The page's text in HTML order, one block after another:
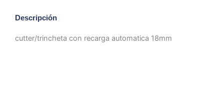
Descripción
cutter/trincheta con recarga automatica 18mm